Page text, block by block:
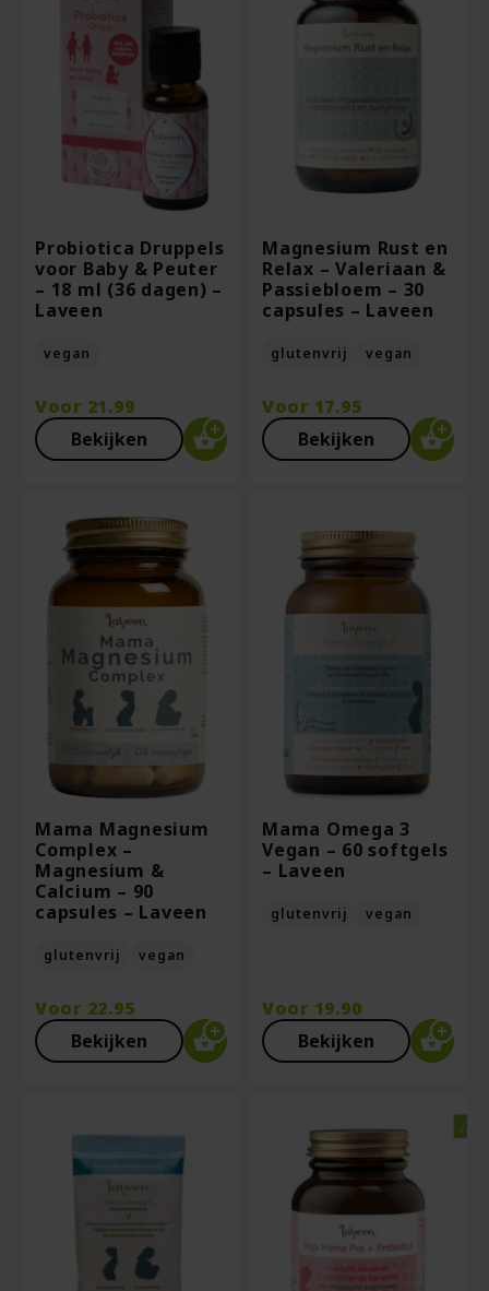
Probiotica Druppels
voor Baby & Peuter
– 18 ml (36 dagen) –
Laveen
vegan
Voor 21.99
Bekijken
Magnesium Rust en
Relax – Valeriaan &
Passiebloem – 30
capsules – Laveen
glutenvrij vegan
Voor 17.95
Bekijken
Mama Magnesium
Complex –
Magnesium &
Calcium – 90
capsules – Laveen
glutenvrij vegan
Voor 22.95
Bekijken
Mama Omega 3
Vegan – 60 softgels
– Laveen
glutenvrij vegan
Voor 19.90
Bekijken